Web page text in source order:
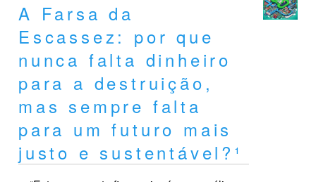
A Farsa da
Escassez: por que
nunca falta dinheiro
para a destruição,
mas sempre falta
para um futuro mais
justo e sustentável?¹